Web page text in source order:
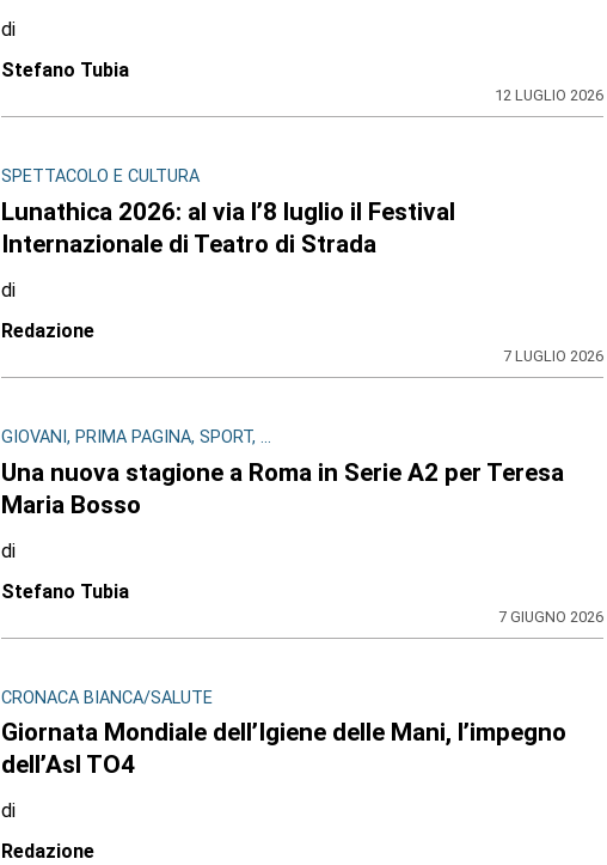
di
Stefano Tubia
12 LUGLIO 2026
SPETTACOLO E CULTURA
Lunathica 2026: al via l’8 luglio il Festival
Internazionale di Teatro di Strada
di
Redazione
7 LUGLIO 2026
GIOVANI, PRIMA PAGINA, SPORT, ...
Una nuova stagione a Roma in Serie A2 per Teresa
Maria Bosso
di
Stefano Tubia
7 GIUGNO 2026
CRONACA BIANCA/SALUTE
Giornata Mondiale dell’Igiene delle Mani, l’impegno
dell’Asl TO4
di
Redazione